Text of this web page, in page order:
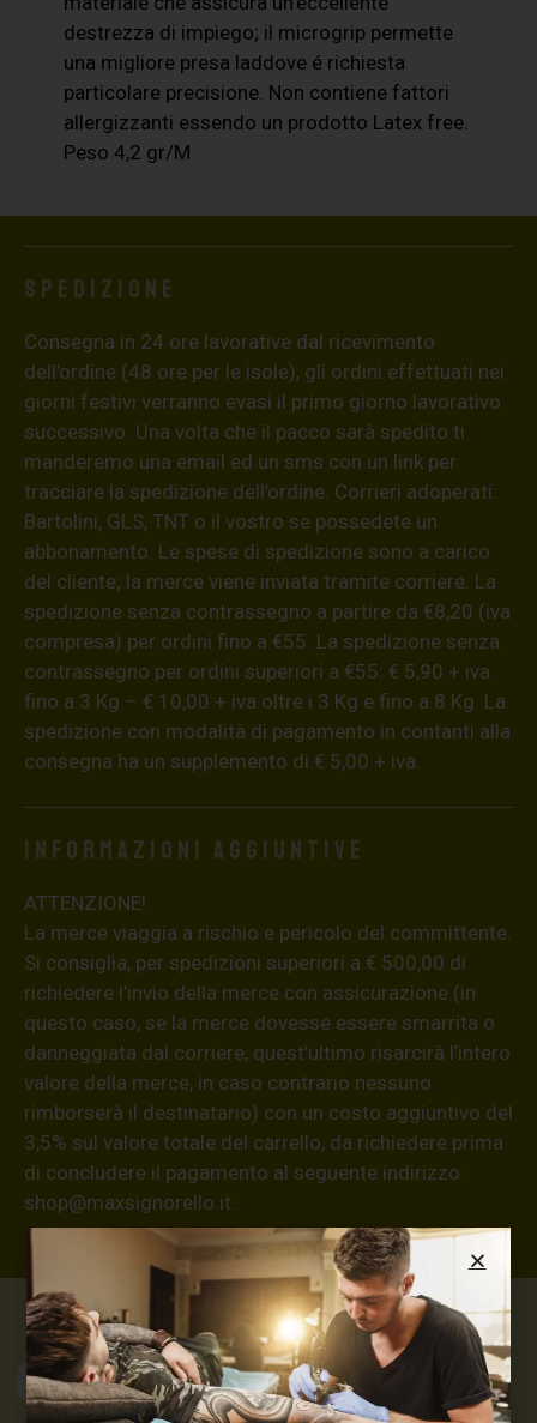
destrezza di impiego; il microgrip permette
una migliore presa laddove é richiesta
particolare precisione. Non contiene fattori
allergizzanti essendo un prodotto Latex free.
Peso 4,2 gr/M
Spedizione
Consegna in 24 ore lavorative dal ricevimento
dell’ordine (48 ore per le isole), gli ordini effettuati nei
giorni festivi verranno evasi il primo giorno lavorativo
successivo. Una volta che il pacco sarà spedito ti
manderemo una email ed un sms con un link per
tracciare la spedizione dell’ordine. Corrieri adoperati:
Bartolini, GLS, TNT o il vostro se possedete un
abbonamento. Le spese di spedizione sono a carico
del cliente; la merce viene inviata tramite corriere. La
spedizione senza contrassegno a partire da €8,20 (iva
compresa) per ordini fino a €55. La spedizione senza
contrassegno per ordini superiori a €55: € 5,90 + iva
fino a 3 Kg – € 10,00 + iva oltre i 3 Kg e fino a 8 Kg. La
spedizione con modalità di pagamento in contanti alla
consegna ha un supplemento di € 5,00 + iva.
Informazioni aggiuntive
ATTENZIONE!
La merce viaggia a rischio e pericolo del committente.
Si consiglia, per spedizioni superiori a € 500,00 di
richiedere l’invio della merce con assicurazione (in
questo caso, se la merce dovesse essere smarrita o
danneggiata dal corriere, quest’ultimo risarcirà l’intero
valore della merce, in caso contrario nessuno
rimborserà il destinatario) con un costo aggiuntivo del
3,5% sul valore totale del carrello, da richiedere prima
di concludere il pagamento al seguente indirizzo:
shop@maxsignorello.it
Max Signorello
Tattoo Supply